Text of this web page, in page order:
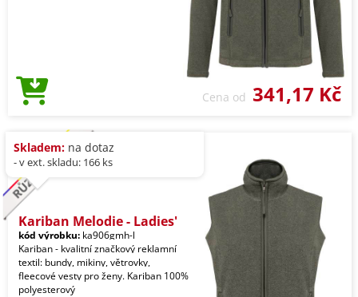
Cena od 341,17 Kč
Skladem: na dotaz
- v ext. skladu: 166 ks
Kariban Melodie - Ladies'
kód výrobku: ka906gmh-l
Kariban - kvalitní značkový reklamní
textil: bundy, mikiny, větrovky,
fleecové vesty pro ženy. Kariban 100%
polyesterový